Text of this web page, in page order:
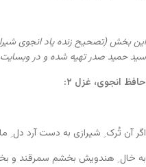
این بخش (تصحیح زنده یاد انجوی
سید حمید صدر تهیه شده و در وبسایت
حافظ انجوی، غزل ۲:
اگر آن تُرک ِ شیرازی به دست آرد دل ِ ما
به خال ِ هندویش بخشم سمرقند و